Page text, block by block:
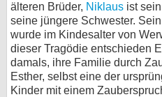
älteren Brüder, Niklaus ist
seine jüngere Schwester.
wurde im Kindesalter von
dieser Tragödie entschieden
damals, ihre Familie durch
Esther, selbst eine der
Kinder mit einem